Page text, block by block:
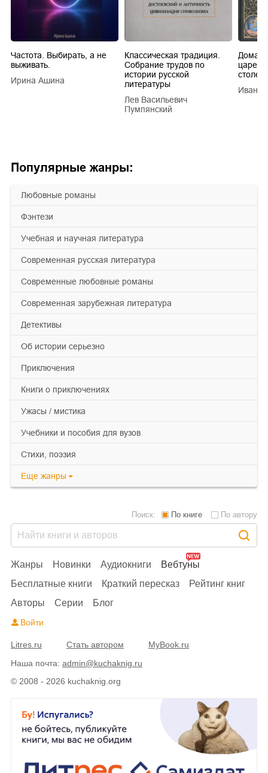
Популярные жанры:
любовные романы
фэнтези
учебная и научная литература
современная русская литература
современные любовные романы
современная зарубежная литература
детективы
об истории серьезно
приключения
книги о приключениях
ужасы / мистика
учебники и пособия для вузов
cтихи, поэзия
Еще жанры
Частота. Выбирать, а не
выживать.
Ирина Ашина
Классическая традиция.
Собрание трудов по
истории русской
литературы
Лев Васильевич
Пумпянский
царей
Иван
© 2008 - 2026 kuchaknig.org
Жанры Новинки Аудиокниги
Вебтуны
Бесплатные книги
Краткий пересказ
Рейтинг книг
Авторы
Серии Блог
Поиск: По книге По автору
Войти
Litres.ru Стать автором
MyBook.ru
Наша почта: admin@kuchaknig.ru